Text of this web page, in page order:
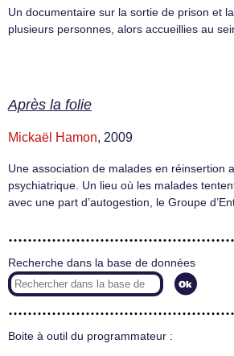
Un documentaire sur la sortie de prison et
plusieurs personnes, alors accueillies au
Après la folie
Mickaël Hamon, 2009
Une association de malades en réinsertion
psychiatrique. Un lieu où les malades
avec une part d’autogestion, le Groupe
Recherche dans la base de données
Boite à outil du programmateur :